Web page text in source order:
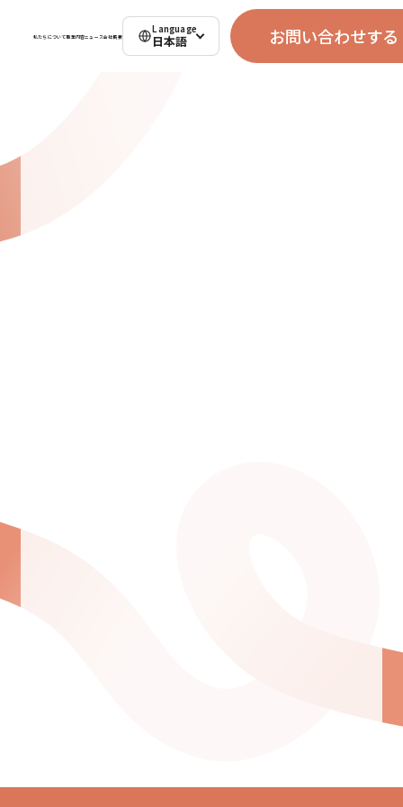
私たちについて事業内容ニュース会社概要
Language
日本語 お問い合わせする